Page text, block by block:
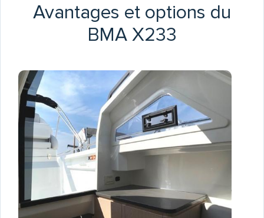
Avantages et options du
BMA X233